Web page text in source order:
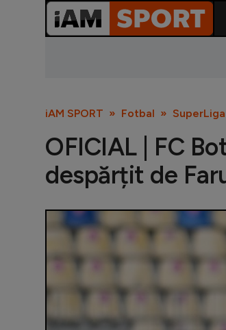
iAM SPORT Fotbal SuperLiga
OFICIAL | FC
despărțit de